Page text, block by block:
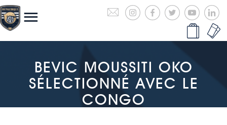
BEVIC MOUSSITI OKO
SÉLECTIONNÉ AVEC LE
CONGO